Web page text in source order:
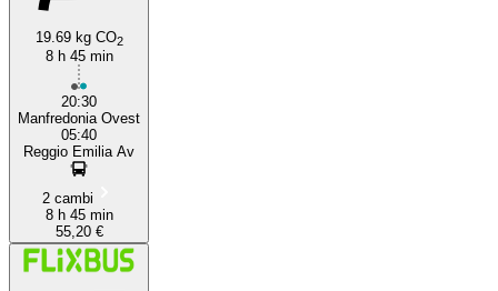
19.69 kg CO2
8 h 45 min
20:30
Manfredonia Ovest
05:40
Reggio Emilia Av
2 cambi
8 h 45 min
55,20 €